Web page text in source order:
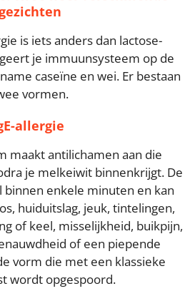
is iets anders dan lactose-
je immuunsysteem op de
caseïne en wei. Er bestaan
vormen.
allergie
maakt antilichamen aan die
je melkeiwit binnenkrijgt. De
binnen enkele minuten en kan
huiduitslag, jeuk, tintelingen,
of keel, misselijkheid, buikpijn,
of een piepende
vorm die met een klassieke
wordt opgespoord.